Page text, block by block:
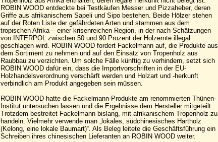
ROBIN WOOD entdeckte bei Testkäufen Messer und Pizzaheber, deren
Griffe aus afrikanischem Sapeli und Sipo bestehen. Beide Hölzer stehen
auf der Roten Liste der gefährdeten Arten und stammen aus dem
tropischen Afrika – einer krisenreichen Region, in der nach Schätzungen
von INTERPOL zwischen 50 und 90 Prozent der Holzernte illegal
geschlagen wird. ROBIN WOOD fordert Fackelmann auf, die Produkte aus
dem Sortiment zu nehmen und auf den Einsatz von Tropenholz aus
Raubbau zu verzichten. Um solche Fälle künftig zu verhindern, setzt sich
ROBIN WOOD dafür ein, dass die Importvorschriften in der EU-
Holzhandelsverordnung verschärft werden und Holzart und -herkunft
verbindlich am Produkt angegeben sein müssen.
ROBIN WOOD hatte die Fackelmann-Produkte am renommierten Thünen-
Institut untersuchen lassen und die Ergebnisse dem Hersteller mitgeteilt.
Trotzdem bestreitet Fackelmann bislang, mit afrikanischem Tropenholz zu
handeln. Vielmehr verwende man „lokales, südchinesisches Hartholz
(Kelong, eine lokale Baumart)“. Als Beleg leitete die Geschäftsführung ein
Schreiben ihres chinesischen Lieferanten an ROBIN WOOD weiter.